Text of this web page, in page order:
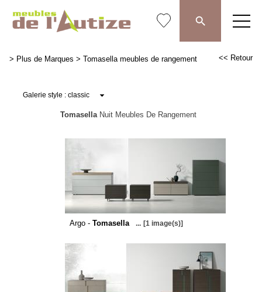
> Plus de Marques > Tomasella meubles de rangement << Retour
TomasellaNuit Meubles De Rangement
Argo - Tomasella ... [1 image(s)]